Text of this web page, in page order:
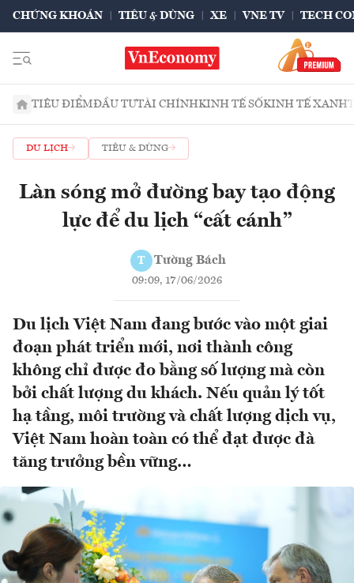
CHỨNG KHOÁN TIÊU & DÙNG XE VNE TV TECH
TIÊU ĐIỂMĐẦU TƯTÀI CHÍNHKINH TẾ SỐKINH TẾ XANH
DU LỊCH TIÊU & DÙNG
Làn sóng mở đường bay tạo động
lực để du lịch “cất cánh”
T Tường Bách
09:09, 17/06/2026
Du lịch Việt Nam đang bước vào một giai
đoạn phát triển mới, nơi thành công
không chỉ được đo bằng số lượng mà còn
bởi chất lượng du khách. Nếu quản lý tốt
hạ tầng, môi trường và chất lượng dịch vụ,
Việt Nam hoàn toàn có thể đạt được đà
tăng trưởng bền vững…